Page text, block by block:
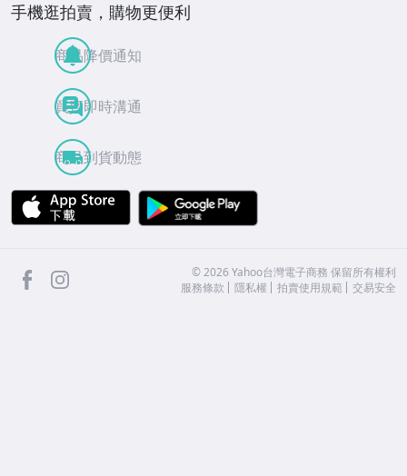
手機逛拍賣，購物更便利
商品降價通知
買賣即時溝通
商品到貨動態
APP Store
facebook ©2026 Yahoo台灣電子商務 保留所有權利
服務條款
隱私權 拍賣使用規範 交易安全